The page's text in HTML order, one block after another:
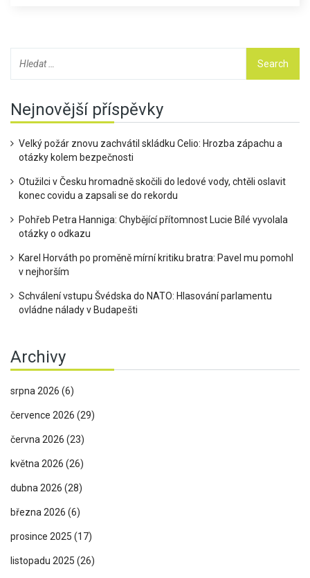
Nejnovější příspěvky
Velký požár znovu zachvátil skládku Celio: Hrozba zápachu a
otázky kolem bezpečnosti
Otužilci v Česku hromadně skočili do ledové vody, chtěli oslavit
konec covidu a zapsali se do rekordu
Pohřeb Petra Hanniga: Chybějící přítomnost Lucie Bílé vyvolala
otázky o odkazu
Karel Horváth po proměně mírní kritiku bratra: Pavel mu pomohl
v nejhorším
Schválení vstupu Švédska do NATO: Hlasování parlamentu
ovládne nálady v Budapešti
Archivy
srpna 2026 (6)
července 2026 (29)
června 2026 (23)
května 2026 (26)
dubna 2026 (28)
března 2026 (6)
prosince 2025 (17)
listopadu 2025 (26)